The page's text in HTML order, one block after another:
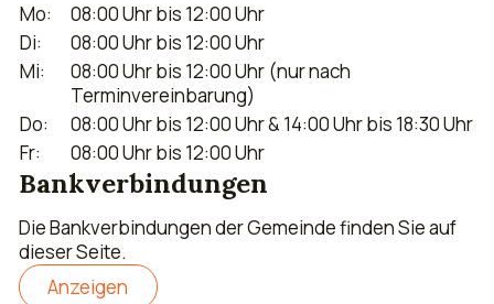
Mo:
08:00 Uhr bis 12:00 Uhr
Di:
08:00 Uhr bis 12:00 Uhr
Mi:
08:00 Uhr bis 12:00 Uhr (nur nach
Terminvereinbarung)
Do:
08:00 Uhr bis 12:00 Uhr & 14:00 Uhr bis 18:30 Uhr
Fr:
08:00 Uhr bis 12:00 Uhr
Bankverbindungen
Die Bankverbindungen der Gemeinde finden Sie auf
dieser Seite.
Anzeigen